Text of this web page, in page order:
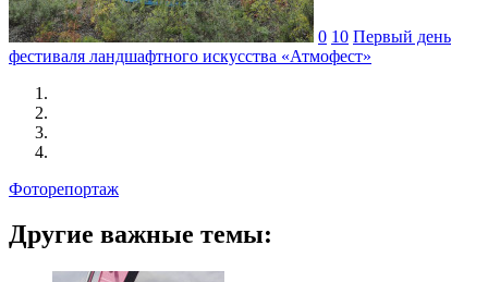
0 10 Первый день
фестиваля ландшафтного искусства «Атмофест»
Фоторепортаж
Другие важные темы: